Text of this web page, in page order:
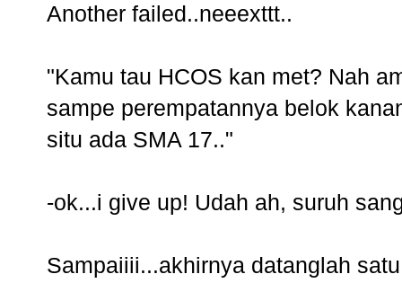
Another failed..neeexttt..
"Kamu tau HCOS kan met? Nah
sampe perempatannya belok
situ ada SMA 17.."
-ok...i give up! Udah ah, suruh
Sampaiiii...akhirnya datanglah